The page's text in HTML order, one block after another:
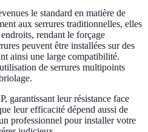
le standard en matière de
aux serrures traditionnelles, elles
rendant le forçage
peuvent être installées sur des
ainsi une large compatibilité.
de serrures multipoints
garantissant leur résistance face
leur efficacité dépend aussi de
professionnel pour installer votre